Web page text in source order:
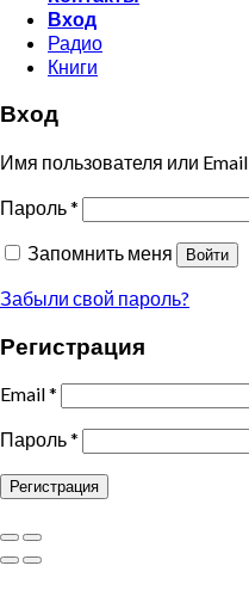
Вход
Радио
Книги
Вход
Имя пользователя или Email
Пароль*
Запомнить меня
Войти
Забыли свой пароль?
Регистрация
Email*
Пароль*
Регистрация